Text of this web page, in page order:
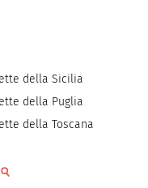
della Sicilia
della Puglia
della Toscana